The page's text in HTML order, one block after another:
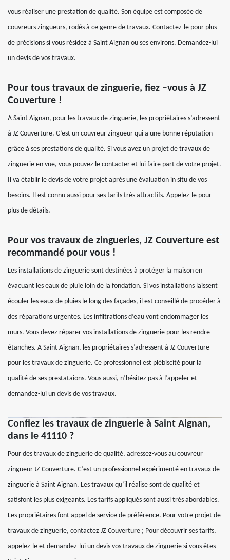
vous réaliser une prestation de qualité. Son équipe est composée de
couvreurs zingueurs, rodés à ce genre de travaux. Contactez-le pour plus
de précisions si vous résidez à Saint Aignan ou ses environs. Demandez-lui
un devis de vos travaux.
Pour tous travaux de zinguerie, fiez –vous à JZ
Couverture !
A Saint Aignan, pour les travaux de zinguerie, les propriétaires s’adressent
à JZ Couverture. C’est un couvreur zingueur qui a une bonne réputation
grâce à ses prestations de qualité. Si vous avez un projet de travaux de
zinguerie en vue, vous pouvez le contacter et lui faire part de votre projet.
Il va établir le devis de votre projet après une évaluation in situ de vos
besoins. Il est connu aussi pour ses tarifs très attractifs. Appelez-le pour
plus de détails.
Pour vos travaux de zingueries, JZ Couverture est
recommandé pour vous !
Les installations de zinguerie sont destinées à protéger la maison en
évacuant les eaux de pluie loin de la fondation. Si vos installations laissent
écouler les eaux de pluies le long des façades, il est conseillé de procéder à
des réparations urgentes. Les infiltrations d’eau vont endommager les
murs. Vous devez réparer vos installations de zinguerie pour les rendre
étanches. A Saint Aignan, les propriétaires s’adressent à JZ Couverture
pour les travaux de zinguerie. Ce professionnel est plébiscité pour la
qualité de ses prestataions. Vous aussi, n’hésitez pas à l’appeler et
demandez-lui un devis de vos travaux.
Confiez les travaux de zinguerie à Saint Aignan,
dans le 41110 ?
Pour des travaux de zinguerie de qualité, adressez-vous au couvreur
zingueur JZ Couverture. C’est un professionnel expérimenté en travaux de
zinguerie à Saint Aignan. Les travaux qu’il réalise sont de qualité et
satisfont les plus exigeants. Les tarifs appliqués sont aussi très abordables.
Les propriétaires font appel de service de préférence. Pour votre projet de
travaux de zinguerie, contactez JZ Couverture ; Pour découvrir ses tarifs,
appelez-le et demandez-lui un devis vos travaux de zinguerie si vous êtes